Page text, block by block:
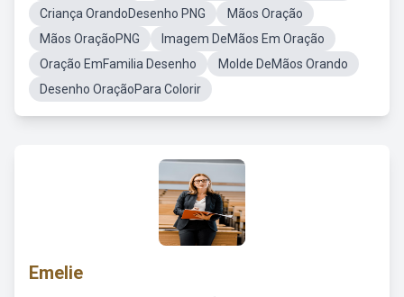
Criança OrandoDesenho PNG
Mãos Oração
Mãos OraçãoPNG
Imagem DeMãos Em Oração
Oração EmFamilia Desenho
Molde DeMãos Orando
Desenho OraçãoPara Colorir
Emelie